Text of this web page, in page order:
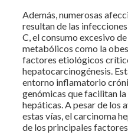
Además, numerosas
resultan de las
C, el consumo excesivo
metabólicos como la
factores etiológicos
hepatocarcinogénesis.
entorno inflamatorio
genómicas que facilitan
hepáticas. A pesar de los
estas vías, el carcinoma
de los principales